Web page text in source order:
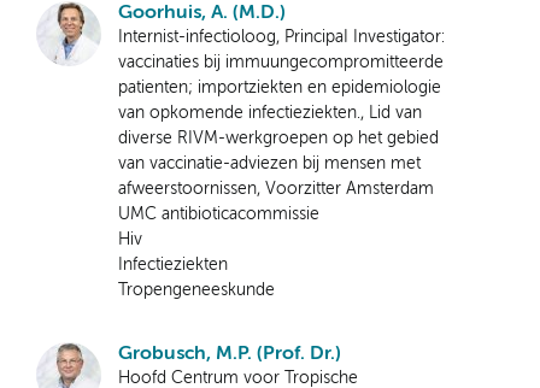
Goorhuis, A. (M.D.)
Internist-infectioloog, PrincipaI Investigator:
vaccinaties bij immuungecompromitteerde
patienten; importziekten en epidemiologie
van opkomende infectieziekten., Lid van
diverse RIVM-werkgroepen op het gebied
van vaccinatie-adviezen bij mensen met
afweerstoornissen, Voorzitter Amsterdam
UMC antibioticacommissie
Hiv
Infectieziekten
Tropengeneeskunde
Grobusch, M.P. (Prof. Dr.)
Hoofd Centrum voor Tropische